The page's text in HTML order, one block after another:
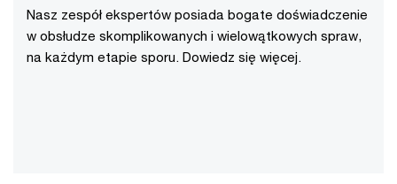
Nasz zespół ekspertów posiada bogate doświadczenie
w obsłudze skomplikowanych i wielowątkowych spraw,
na każdym etapie sporu. Dowiedz się więcej.